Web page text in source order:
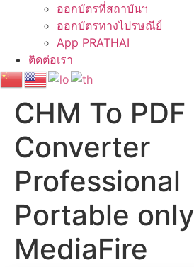
ออกบัตรที่สถาบันฯ
ออกบัตรทางไปรษณีย์
App PRATHAI
ติดต่อเรา
CHM To PDF
Converter
Professional
Portable
MediaFire